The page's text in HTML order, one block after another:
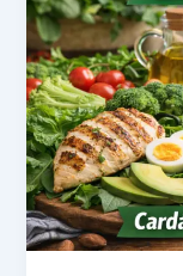
mais?